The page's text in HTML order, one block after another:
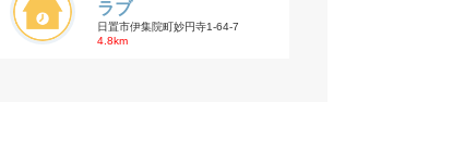
ラブ
日置市伊集院町妙円寺1-64-7
4.8km